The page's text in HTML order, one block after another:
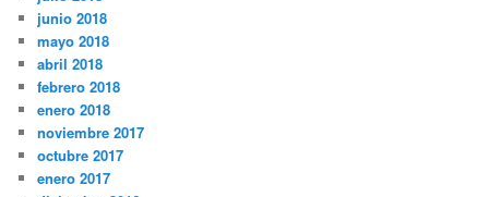
junio 2018
mayo 2018
abril 2018
febrero 2018
enero 2018
noviembre 2017
octubre 2017
enero 2017